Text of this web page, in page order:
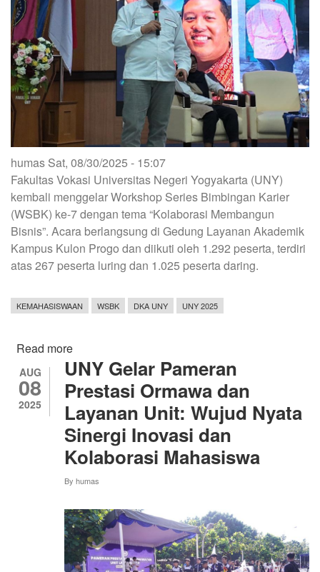
humas Sat, 08/30/2025 - 15:07
Fakultas Vokasi Universitas Negeri Yogyakarta (UNY)
kembali menggelar Workshop Series Bimbingan Karier
(WSBK) ke-7 dengan tema “Kolaborasi Membangun
Bisnis”. Acara berlangsung di Gedung Layanan Akademik
Kampus Kulon Progo dan diikuti oleh 1.292 peserta, terdiri
atas 267 peserta luring dan 1.025 peserta daring.
KEMAHASISWAAN WSBK DKA UNY UNY 2025
Read more
Kolaborasi
Membangun
Bisnis:
Workshop
Series
Bimbingan
Karier
#7
Fakultas
Vokasi
AUG
08
2025
UNY Gelar Pameran
Prestasi Ormawa dan
Layanan Unit: Wujud Nyata
Sinergi Inovasi dan
Kolaborasi Mahasiswa
By humas